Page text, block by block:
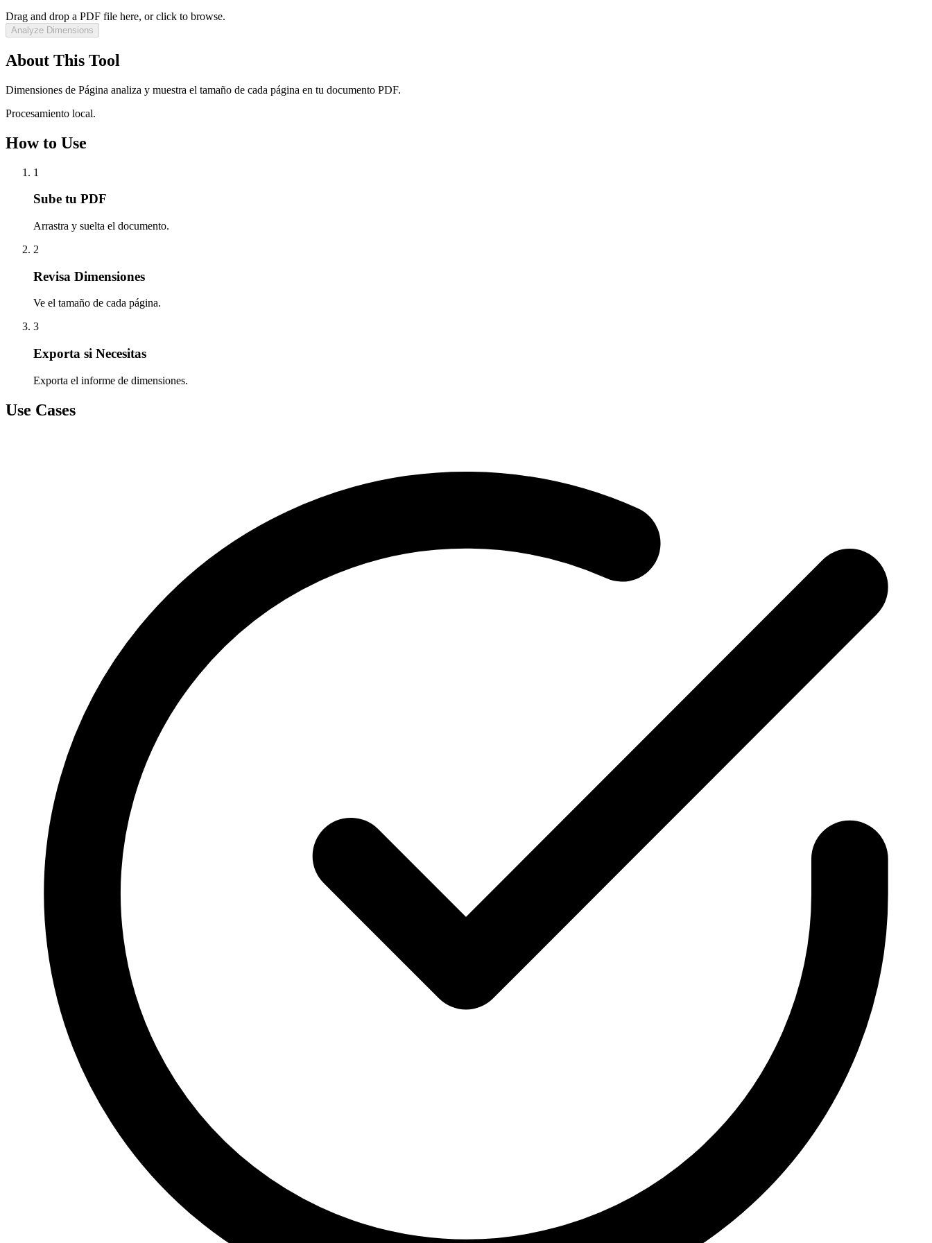
Drag and drop a PDF file here, or click to browse.
Analyze Dimensions
About This Tool
Dimensiones de Página analiza y muestra el tamaño de cada página en tu documento PDF.
Procesamiento local.
How to Use
1
Sube tu PDF
Arrastra y suelta el documento.
2
Revisa Dimensiones
Ve el tamaño de cada página.
3
Exporta si Necesitas
Exporta el informe de dimensiones.
Use Cases